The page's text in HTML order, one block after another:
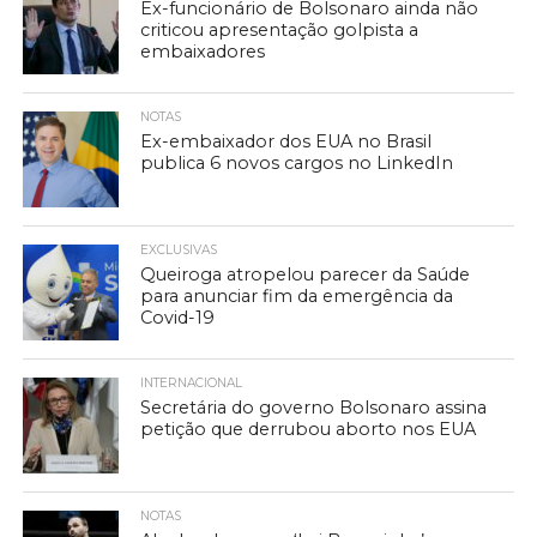
Ex-funcionário de Bolsonaro ainda não
criticou apresentação golpista a
embaixadores
NOTAS
Ex-embaixador dos EUA no Brasil
publica 6 novos cargos no LinkedIn
EXCLUSIVAS
Queiroga atropelou parecer da Saúde
para anunciar fim da emergência da
Covid-19
INTERNACIONAL
Secretária do governo Bolsonaro assina
petição que derrubou aborto nos EUA
NOTAS